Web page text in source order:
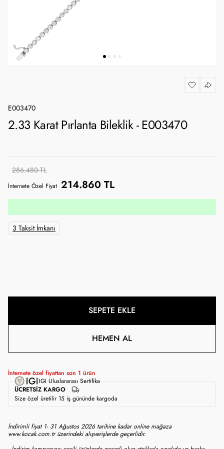
E003470
2.33 Karat Pırlanta Bileklik - E003470
286.480 TL
İnternete Özel Fiyat 214.860 TL
3 Taksit İmkanı
SEPETE EKLE
HEMEN AL
İnternete özel fiyattan son 1 ürün
ÜCRETSIZ KARGO
IGI Uluslararası Sertifika
Size özel üretilir 15 iş gününde kargoda
İndirimli fiyat 1- 31 Ağustos 2026 tarihine kadar online mağaza
www.kocak.com.tr üzerindeki alışverişlerde geçerlidir.